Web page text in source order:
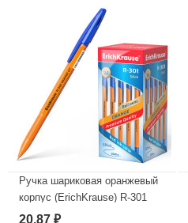
Ручка шариковая оранжевый
корпус (ErichKrause) R-301
Охра (Orange) синий, 0,7мм
20,87 ₽